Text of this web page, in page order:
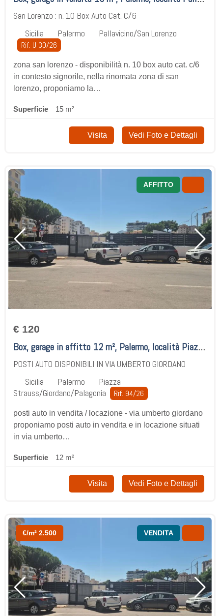
San Lorenzo : n. 10 Box Auto Cat. C/6
Sicilia
Palermo Pallavicino/San Lorenzo
Rif. U 30/26
zona san lorenzo - disponibilità n. 10 box auto cat. c/6
in contesto signorile, nella rinomata zona di san
lorenzo, proponiamo la…
Superficie 15 m²
Visita Vedi Foto e Dettagli
AFFITTO
€ 120
Box, garage in affitto 12 m², Palermo, località Piazza Strauss/Giordano/Palagonia
POSTI AUTO DISPONIBILI IN VIA UMBERTO GIORDANO
Sicilia
Palermo
Piazza
Strauss/Giordano/Palagonia
Rif. 94/26
posti auto in vendita / locazione - via umberto giordano
proponiamo posti auto in vendita e in locazione situati
in via umberto…
Superficie 12 m²
Visita Vedi Foto e Dettagli
€/m² 2.500 VENDITA